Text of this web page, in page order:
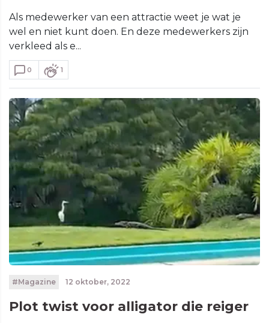
Als medewerker van een attractie weet je wat je
wel en niet kunt doen. En deze medewerkers zijn
verkleed als e...
0 1
#Magazine 12 oktober, 2022
Plot twist voor alligator die reiger